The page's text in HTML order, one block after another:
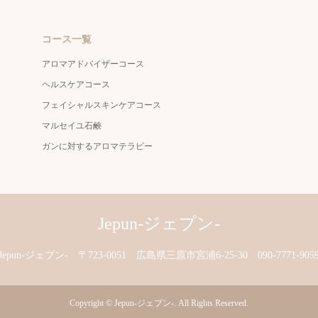
コース一覧
アロマアドバイザーコース
ヘルスケアコース
フェイシャルスキンケアコース
マルセイユ石鹸
ガンに対するアロマテラピー
Jepun-ジェプン-
ジェプン- 〒723-0051 広島県三原市宮浦6-25-30 090-7771-
Copyright © Jepun-ジェプン- . All Rights Reserved.